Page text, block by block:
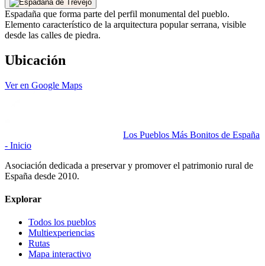
Espadaña que forma parte del perfil monumental del pueblo.
Elemento característico de la arquitectura popular serrana, visible
desde las calles de piedra.
Ubicación
Ver en Google Maps
Los Pueblos Más Bonitos de España
- Inicio
Asociación dedicada a preservar y promover el patrimonio rural de
España desde 2010.
Explorar
Todos los pueblos
Multiexperiencias
Rutas
Mapa interactivo